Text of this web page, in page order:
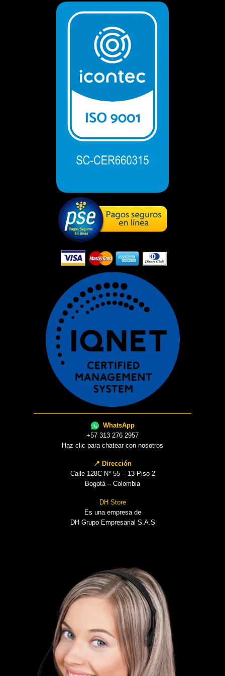
WhatsApp
+57 313 276 2957
Haz clic para chatear con nosotros
📍 Dirección
Calle 128C N° 55 – 13 Piso 2
Bogotá – Colombia
DH Store
Es una empresa de
DH Grupo Empresarial S.A.S